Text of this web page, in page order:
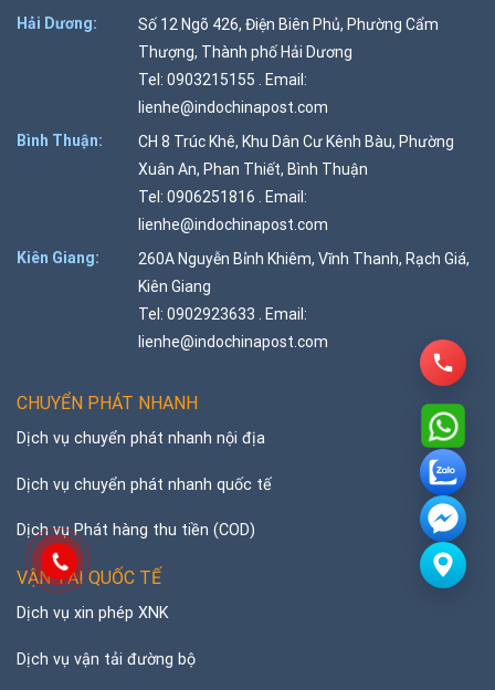
Hải Dương:
Số 12 Ngõ 426, Điện Biên Phủ, Phường Cẩm
Thượng, Thành phố Hải Dương
Tel: 0903215155 . Email:
lienhe@indochinapost.com
Bình Thuận:
CH 8 Trúc Khê, Khu Dân Cư Kênh Bàu, Phường
Xuân An, Phan Thiết, Bình Thuận
Tel: 0906251816 . Email:
lienhe@indochinapost.com
Kiên Giang:
260A Nguyễn Bỉnh Khiêm, Vĩnh Thanh, Rạch Giá,
Kiên Giang
Tel: 0902923633 . Email:
lienhe@indochinapost.com
CHUYỂN PHÁT NHANH
Dịch vụ chuyển phát nhanh nội địa
Dịch vụ chuyển phát nhanh quốc tế
Dịch vụ Phát hàng thu tiền (COD)
VẬN TẢI QUỐC TẾ
Dịch vụ xin phép XNK
Dịch vụ vận tải đường bộ